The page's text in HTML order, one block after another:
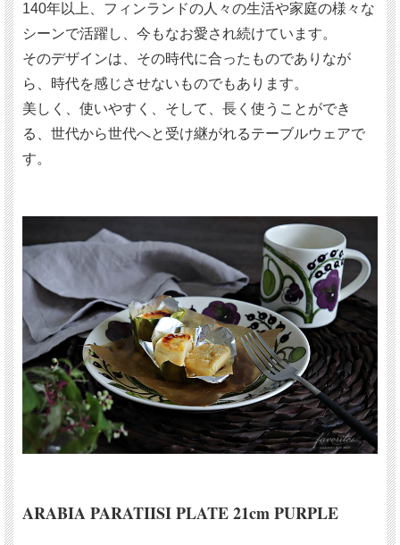
140年以上、フィンランドの人々の生活や家庭の様々な
シーンで活躍し、今もなお愛され続けています。
そのデザインは、その時代に合ったものでありなが
ら、時代を感じさせないものでもあります。
美しく、使いやすく、そして、長く使うことができ
る、世代から世代へと受け継がれるテーブルウェアで
す。
ARABIA PARATIISI PLATE 21cmPURPLE